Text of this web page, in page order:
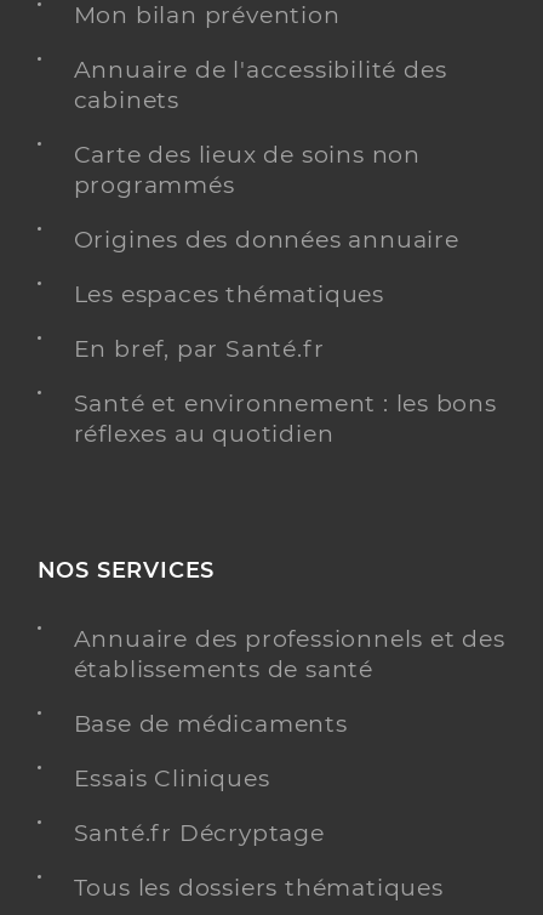
Mon bilan prévention
Annuaire de l'accessibilité des
cabinets
Carte des lieux de soins non
programmés
Origines des données annuaire
Les espaces thématiques
En bref, par Santé.fr
Santé et environnement : les bons
réflexes au quotidien
NOS SERVICES
Annuaire des professionnels et des
établissements de santé
Base de médicaments
Essais Cliniques
Santé.fr Décryptage
Tous les dossiers thématiques